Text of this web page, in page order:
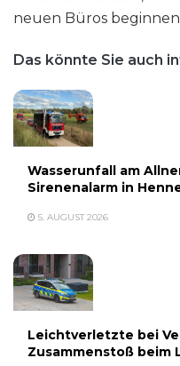
neuen Büros
Das könnte Sie auch
Wasserunfall am
Sirenenalarm in
5. AUGUST 2026
Leichtverletzte bei
Zusammenstoß beim